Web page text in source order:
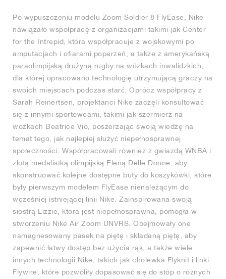
Po wypuszczeniu modelu Zoom Soldier 8 FlyEase, Nike
nawiązało współpracę z organizacjami takimi jak Center
for the Intrepid, która współpracuje z wojskowymi po
amputacjach i ofiarami poparzeń, a także z amerykańską
paraolimpijską drużyną rugby na wózkach inwalidzkich,
dla której opracowano technologię utrzymującą graczy na
swoich miejscach podczas starć. Oprócz współpracy z
Sarah Reinertsen, projektanci Nike zaczęli konsultować
się z innymi sportowcami, takimi jak szermierz na
wózkach Beatrice Vio, poszerzając swoją wiedzę na
temat tego, jak najlepiej służyć niepełnosprawnej
społeczności. Współpracowali również z gwiazdą WNBA i
złotą medalistką olimpijską Eleną Delle Donne, aby
skonstruować kolejne dostępne buty do koszykówki, które
były pierwszym modelem FlyEase nienależącym do
wcześniej istniejącej linii Nike. Zainspirowana swoją
siostrą Lizzie, która jest niepełnosprawna, pomogła w
stworzeniu Nike Air Zoom UNVRS. Obejmowały one
namagnesowany pasek na piętę i składaną piętę, aby
zapewnić łatwy dostęp bez użycia rąk, a także wiele
innych technologii Nike, takich jak cholewka Flyknit i linki
Flywire, które pozwoliły dopasować się do stóp o różnych